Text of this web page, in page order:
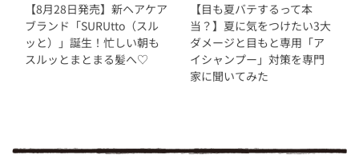
【8月28日発売】新ヘアケア
ブランド「SURUtto（スル
ッと）」誕生！忙しい朝も
スルッとまとまる髪へ♡
【目も夏バテするって本
当？】夏に気をつけたい3大
ダメージと目もと専用「ア
イシャンプー」対策を専門
家に聞いてみた